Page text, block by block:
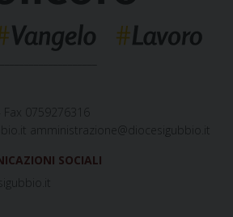
0759276316
amministrazione@diocesigubbio.it
SOCIALI